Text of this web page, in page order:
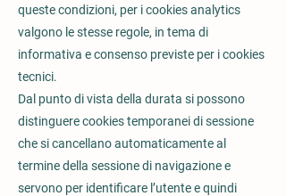
queste condizioni, per i cookies analytics
valgono le stesse regole, in tema di
informativa e consenso previste per i cookies
tecnici.
Dal punto di vista della durata si possono
distinguere cookies temporanei di sessione
che si cancellano automaticamente al
termine della sessione di navigazione e
servono per identificare l’utente e quindi